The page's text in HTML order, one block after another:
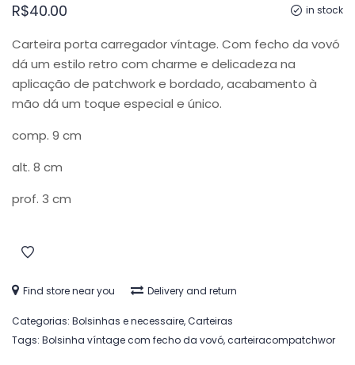
in stock
R$40.00
Carteira porta carregador víntage. Com fecho da vovó
dá um estilo retro com charme e delicadeza na
aplicação de patchwork e bordado, acabamento à
mão dá um toque especial e único.
comp. 9 cm
alt. 8 cm
prof. 3 cm
Find store near you Delivery and return
Categorias: Bolsinhas e necessaire,Carteiras
Tags: Bolsinha víntage com fecho da vovó,carteiracompatchwor